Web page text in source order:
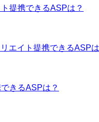
提携できるASPは？
エイト提携できるASPは
きるASPは？